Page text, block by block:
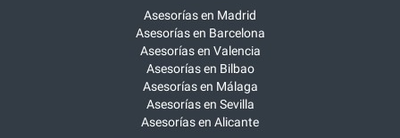
Asesorías en Madrid
Asesorías en Barcelona
Asesorías en Valencia
Asesorías en Bilbao
Asesorías en Málaga
Asesorías en Sevilla
Asesorías en Alicante